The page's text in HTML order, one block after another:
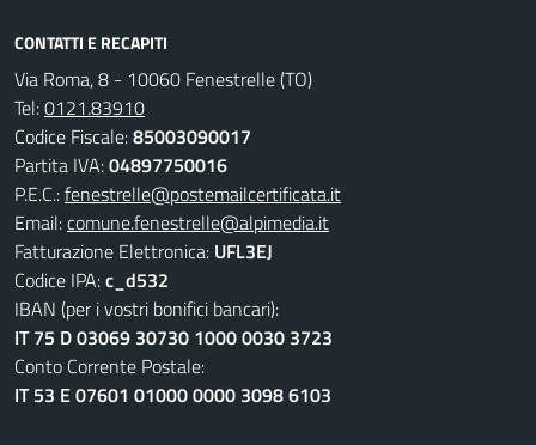
CONTATTI E RECAPITI
Via Roma, 8 - 10060 Fenestrelle (TO)
Tel:0121.83910
Codice Fiscale:85003090017
Partita IVA:04897750016
P.E.C.:fenestrelle@postemailcertificata.it
Email:comune.fenestrelle@alpimedia.it
Fatturazione Elettronica: UFL3EJ
Codice IPA:c_d532
IBAN (per i vostri bonifici bancari):
IT 75 D 03069 30730 1000 0030 3723
Conto Corrente Postale:
IT 53 E 07601 01000 0000 3098 6103